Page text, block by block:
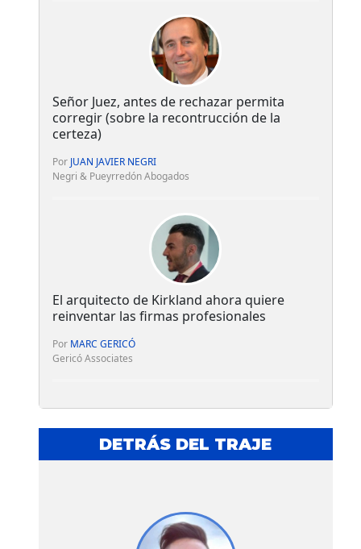
Señor Juez, antes de rechazar permita
corregir (sobre la recontrucción de la
certeza)
Por JUAN JAVIER NEGRI
Negri & Pueyrredón Abogados
El arquitecto de Kirkland ahora quiere
reinventar las firmas profesionales
Por MARC GERICÓ
Gericó Associates
DETRÁS DEL TRAJE